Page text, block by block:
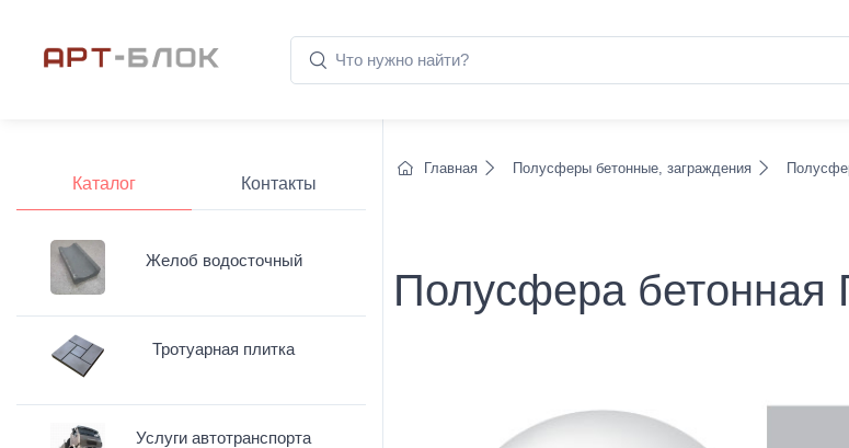
Главная Полусферы бетонные, заграждения
Полусфера
Каталог Контакты
Желоб водосточный
Тротуарная плитка
Услуги автотранспорта